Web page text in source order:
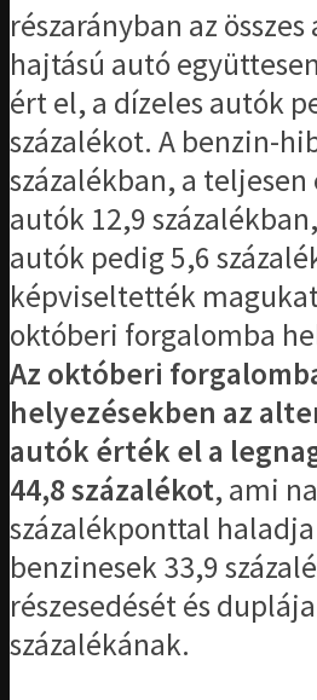
részarányban az
hajtású autó
ért el, a dízeles autók
százalékot. A benzin-
százalékban, a
autók 12,9
autók pedig 5,6
képviseltették
októberi forgalomba
Az októberi
helyezésekben az
autók érték el a
44,8 százalékot, ami
százalékponttal
benzinesek 33,9
részesedését és
százalékának.